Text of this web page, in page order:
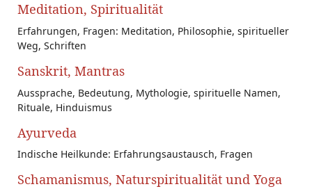
Meditation, Spiritualität
Erfahrungen, Fragen: Meditation, Philosophie, spiritueller
Weg, Schriften
Sanskrit, Mantras
Aussprache, Bedeutung, Mythologie, spirituelle Namen,
Rituale, Hinduismus
Ayurveda
Indische Heilkunde: Erfahrungsaustausch, Fragen
Schamanismus, Naturspiritualität und Yoga